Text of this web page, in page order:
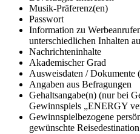
Musik-Präferenz(en)
Passwort
Information zu
unterschiedlichen Inhalten
Nachrichteninhalte
Akademischer Grad
Ausweisdaten /
Angaben aus Befragungen
Gehaltsangabe(n) (nur bei
Gewinnspiels „ENERGY
Gewinnspielbezogene
gewünschte